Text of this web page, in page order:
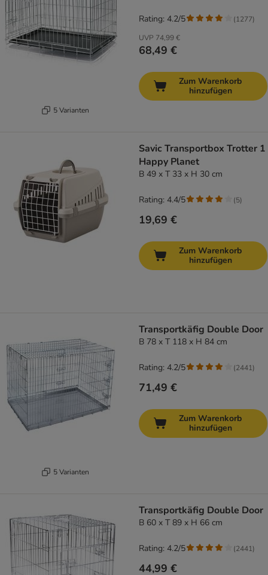
5 Varianten
UVP 74,99 €
68,49 €
Rating: 4.2/5 (1277)
Zum Warenkorb
hinzufügen
Savic Transportbox Trotter 1
Happy Planet
B 49 x T 33 x H 30 cm
19,69 €
Rating: 4.4/5 (5)
Zum Warenkorb
hinzufügen
5 Varianten
Transportkäfig Double Door
B 78 x T 118 x H 84 cm
71,49 €
Rating: 4.2/5 (2441)
Zum Warenkorb
hinzufügen
Transportkäfig Double Door
B 60 x T 89 x H 66 cm
44,99 €
Rating: 4.2/5 (2441)